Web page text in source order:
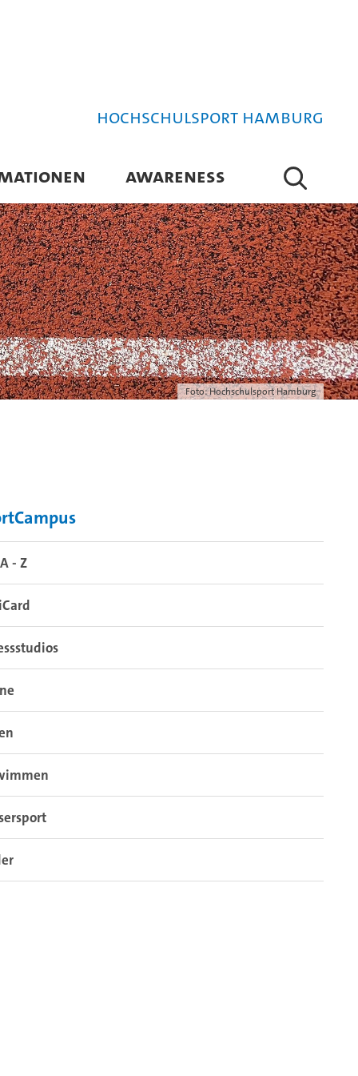
Hochschulsport Hamburg
AWARENESS
Foto: Hochschulsport Hamburg
- Z